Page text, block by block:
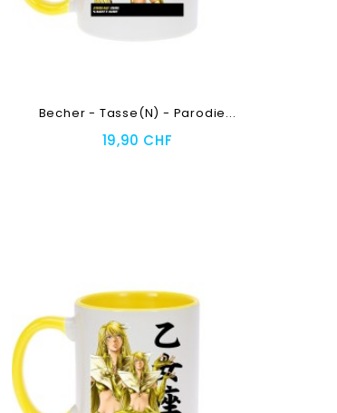
Becher - Tasse(n) - Parodie...
19,90 CHF